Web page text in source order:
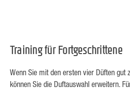
Training für Fortgeschrittene
Wenn Sie mit den ersten vier Düften gut
können Sie die Duftauswahl erweitern.